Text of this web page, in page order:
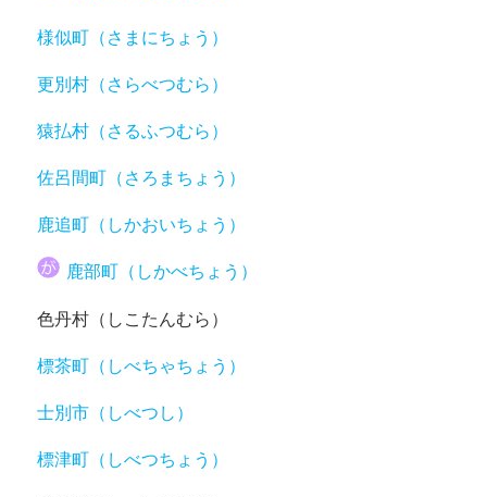
様似町（さまにちょう）
更別村（さらべつむら）
猿払村（さるふつむら）
佐呂間町（さろまちょう）
鹿追町（しかおいちょう）
鹿部町（しかべちょう）
色丹村（しこたんむら）
標茶町（しべちゃちょう）
士別市（しべつし）
標津町（しべつちょう）